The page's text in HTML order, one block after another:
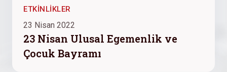
ETKINLIKLER
23 Nisan 2022
23 Nisan Ulusal Egemenlik ve
Çocuk Bayramı